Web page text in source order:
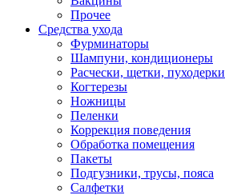
Прочее
Средства ухода
Фурминаторы
Шампуни, кондиционеры
Расчески, щетки, пуходерки
Когтерезы
Ножницы
Пеленки
Коррекция поведения
Обработка помещения
Пакеты
Подгузники, трусы, пояса
Салфетки